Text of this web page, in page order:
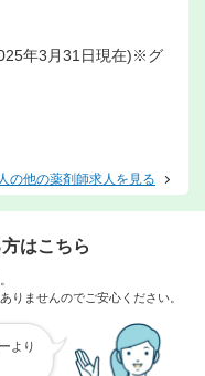
年3月31日現在)※グ
の他の薬剤師求人を見る
はこちら
りませんのでご安心ください。
より